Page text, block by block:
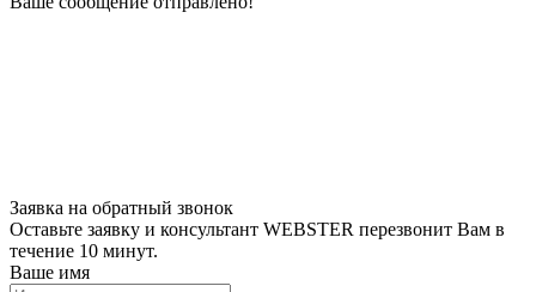
Заявка на обратный звонок
Оставьте заявку и консультант WEBSTER перезвонит Вам в
течение 10 минут.
Ваше имя